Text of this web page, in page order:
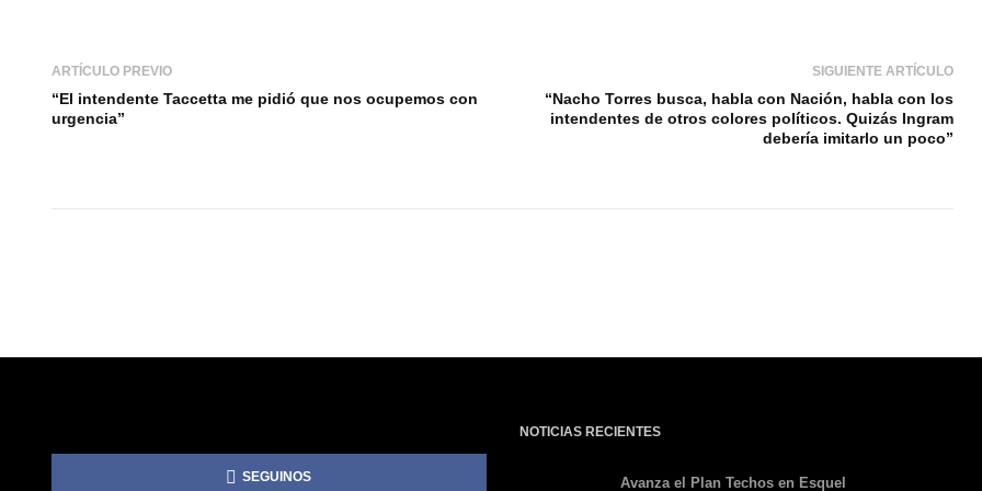
ARTÍCULO PREVIO
“El intendente Taccetta me pidió que nos ocupemos con
urgencia”
SIGUIENTE ARTÍCULO
“Nacho Torres busca, habla con Nación, habla con los
intendentes de otros colores políticos. Quizás Ingram
debería imitarlo un poco”
SEGUINOS
NOTICIAS RECIENTES
Avanza el Plan Techos en Esquel